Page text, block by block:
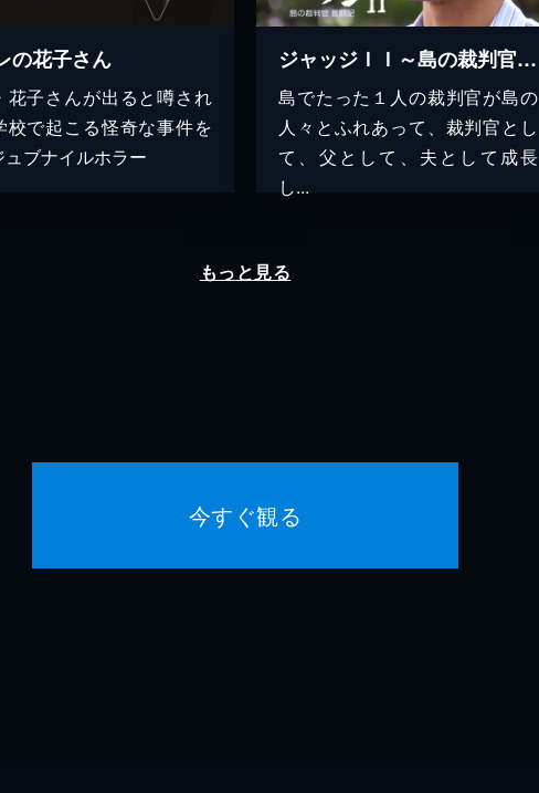
の花子さん
花子さんが出ると噂され
校で起こる怪奇な事件を
ブナイルホラー
ジャッジＩＩ～島の裁判官奮闘記～
島でたった１人の裁判官が島の
人々とふれあって、裁判官とし
て、父として、夫として成長
し...
もっと見る
今すぐ観る